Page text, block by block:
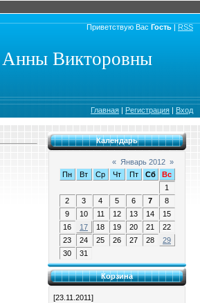
Приветствую Вас Гость | RSS
Анны Викторовны
Главная | Регистрация | Вход
Календарь
« Январь 2012 »
Пн
Вт Ср Чт Пт Сб
Вс
1
2
3 4 5 6 7
8
9
10 11 12 13 14
15
16
17 18 19 20 21
22
23
24 25 26 27 28
29
30
31
Корзина
[23.11.2011]